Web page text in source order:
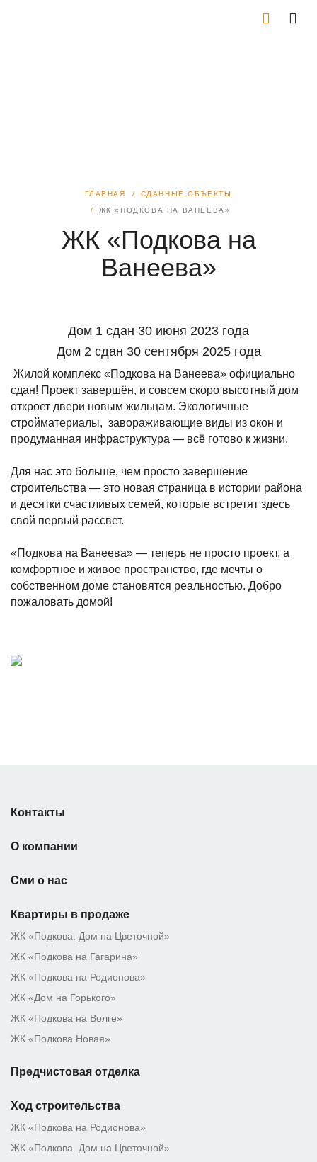
ГЛАВНАЯ СДАННЫЕ ОБЪЕКТЫ
ЖК «ПОДКОВА НА ВАНЕЕВА»
ЖК «Подкова на
Ванеева»
Дом 1 сдан 30 июня 2023 года
Дом 2 сдан 30 сентября 2025 года
Жилой комплекс «Подкова на Ванеева» официально
сдан! Проект завершён, и совсем скоро высотный дом
откроет двери новым жильцам. Экологичные
стройматериалы, завораживающие виды из окон и
продуманная инфраструктура — всё готово к жизни.
Для нас это больше, чем просто завершение
строительства — это новая страница в истории района
и десятки счастливых семей, которые встретят здесь
свой первый рассвет.
«Подкова на Ванеева» — теперь не просто проект, а
комфортное и живое пространство, где мечты о
собственном доме становятся реальностью. Добро
пожаловать домой!
Контакты
О компании
Сми о нас
Квартиры в продаже
ЖК «Подкова. Дом на Цветочной»
ЖК «Подкова на Гагарина»
ЖК «Подкова на Родионова»
ЖК «Дом на Горького»
ЖК «Подкова на Волге»
ЖК «Подкова Новая»
Предчистовая отделка
Ход строительства
ЖК «Подкова на Родионова»
ЖК «Подкова. Дом на Цветочной»